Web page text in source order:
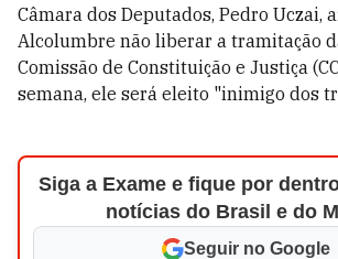
Câmara dos Deputados, Pedro Uczai,
Alcolumbre não liberar a tramitação
Comissão de Constituição e Justiça
semana, ele será eleito "inimigo dos
Siga a Exame e fique por
notícias do Brasil e do
Seguir no Google